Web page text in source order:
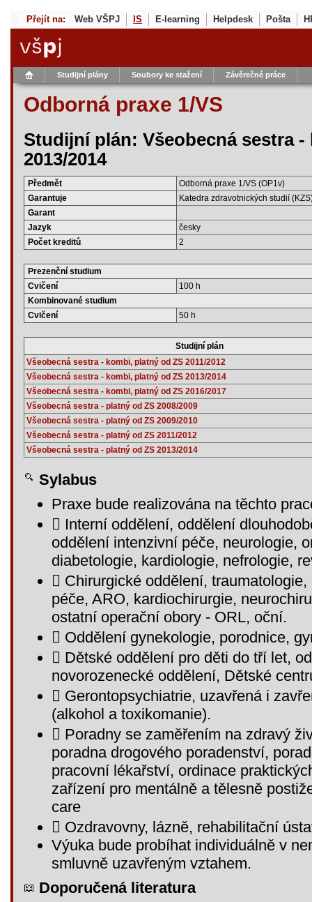
Přejít na: Web VŠPJ IS E-learning Helpdesk Pošta
Studijní plány Soubory ke stažení Závěrečné práce
Odborná praxe 1/VS
Studijní plán: Všeobecná sestra
2013/2014
Předmět
Odborná praxe 1/VS (OP1v)
Garantuje
Katedra zdravotnických studií
Garant
Jazyk
česky
Počet kreditů
2
Prezenční studium
Cvičení
100 h
Kombinované studium
Cvičení
50 h
Studijní plán
Všeobecná sestra - kombi, platný od ZS 2011/2012
Všeobecná sestra - kombi, platný od ZS 2013/2014
Všeobecná sestra - kombi, platný od ZS 2016/2017
Všeobecná sestra - platný od ZS 2008/2009
Všeobecná sestra - platný od ZS 2009/2010
Všeobecná sestra - platný od ZS 2011/2012
Všeobecná sestra - platný od ZS 2013/2014
Sylabus
Praxe bude realizována na těchto
 Interní oddělení, oddělení
oddělení intenzivní péče, neurologie,
diabetologie, kardiologie, nefrologie,
 Chirurgické oddělení,
péče, ARO, kardiochirurgie,
ostatní operační obory - ORL, oční.
 Oddělení gynekologie, porodnice,
 Dětské oddělení pro děti do tří let,
novorozenecké oddělení, Dětské
 Gerontopsychiatrie, uzavřená i
(alkohol a toxikomanie).
 Poradny se zaměřením na zdravý
poradna drogového poradenství,
pracovní lékařství, ordinace
zařízení pro mentálně a tělesně
care
 Ozdravovny, lázně, rehabilitační
Výuka bude probíhat individuálně v
smluvně uzavřeným vztahem.
Doporučená literatura